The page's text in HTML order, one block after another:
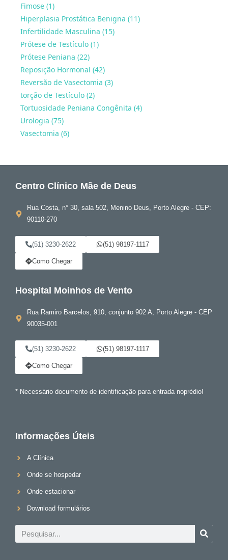
Fimose (1)
Hiperplasia Prostática Benigna (11)
Infertilidade Masculina (15)
Prótese de Testículo (1)
Prótese Peniana (22)
Reposição Hormonal (42)
Reversão de Vasectomia (3)
torção de Testículo (2)
Tortuosidade Peniana Congênita (4)
Urologia (75)
Vasectomia (6)
Centro Clínico Mãe de Deus
Rua Costa, n° 30, sala 502, Menino Deus, Porto Alegre - CEP:
90110-270
(51) 3230-2622 (51) 98197-1117
Como Chegar
Hospital Moinhos de Vento
Rua Ramiro Barcelos, 910, conjunto 902 A, Porto Alegre - CEP
90035-001
(51) 3230-2622 (51) 98197-1117
Como Chegar
* Necessário documento de identificação para entrada noprédio!
Informações Úteis
A Clínica
Onde se hospedar
Onde estacionar
Download formulários